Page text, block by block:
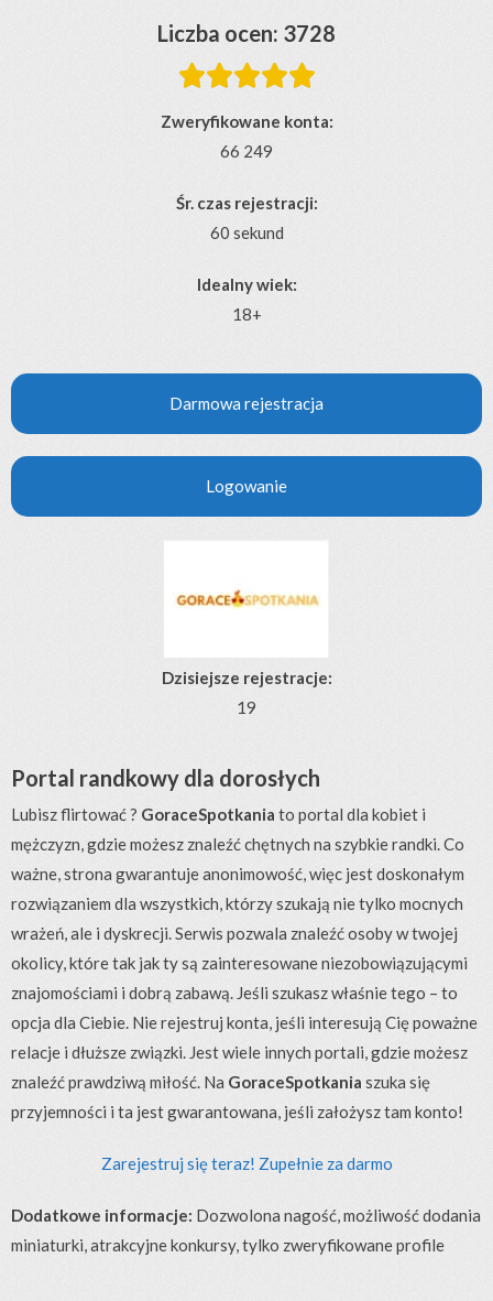
Liczba ocen: 3728

Zweryfikowane konta:
66 249
Śr. czas rejestracji:
60 sekund
Idealny wiek:
18+
Darmowa rejestracja
Logowanie
Dzisiejsze rejestracje:
19
Portal randkowy dla dorosłych
Lubisz flirtować ? GoraceSpotkania to portal dla kobiet i
mężczyzn, gdzie możesz znaleźć chętnych na szybkie randki. Co
ważne, strona gwarantuje anonimowość, więc jest doskonałym
rozwiązaniem dla wszystkich, którzy szukają nie tylko mocnych
wrażeń, ale i dyskrecji. Serwis pozwala znaleźć osoby w twojej
okolicy, które tak jak ty są zainteresowane niezobowiązującymi
znajomościami i dobrą zabawą. Jeśli szukasz właśnie tego – to
opcja dla Ciebie. Nie rejestruj konta, jeśli interesują Cię poważne
relacje i dłuższe związki. Jest wiele innych portali, gdzie możesz
znaleźć prawdziwą miłość. Na GoraceSpotkania szuka się
przyjemności i ta jest gwarantowana, jeśli założysz tam konto!
Zarejestruj się teraz! Zupełnie za darmo
Dodatkowe informacje: Dozwolona nagość, możliwość dodania
miniaturki, atrakcyjne konkursy, tylko zweryfikowane profile